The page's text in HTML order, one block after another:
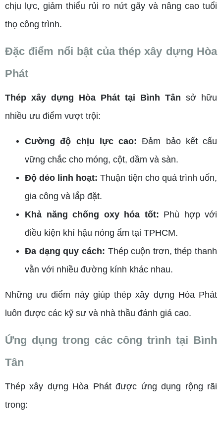
chịu lực, giảm thiểu rủi ro nứt gãy và nâng cao tuổi
thọ công trình.
Đặc điểm nổi bật của thép xây dựng Hòa
Phát
Thép xây dựng Hòa Phát tại Bình Tân sở hữu
nhiều ưu điểm vượt trội:
Cường độ chịu lực cao: Đảm bảo kết cấu
vững chắc cho móng, cột, dầm và sàn.
Độ dẻo linh hoạt: Thuận tiện cho quá trình uốn,
gia công và lắp đặt.
Khả năng chống oxy hóa tốt: Phù hợp với
điều kiện khí hậu nóng ẩm tại TPHCM.
Đa dạng quy cách: Thép cuộn trơn, thép thanh
vằn với nhiều đường kính khác nhau.
Những ưu điểm này giúp thép xây dựng Hòa Phát
luôn được các kỹ sư và nhà thầu đánh giá cao.
Ứng dụng trong các công trình tại Bình
Tân
Thép xây dựng Hòa Phát được ứng dụng rộng rãi
trong: